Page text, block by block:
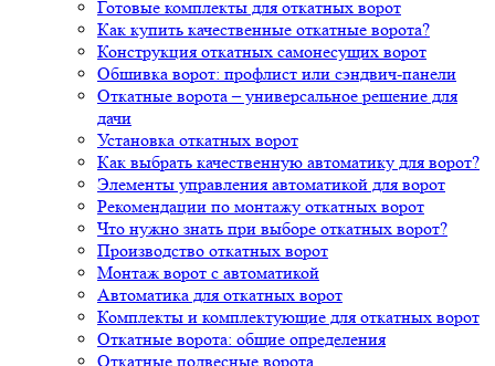
Готовые комплекты для откатных ворот
Как купить качественные откатные ворота?
Конструкция откатных самонесущих ворот
Обшивка ворот: профлист или сэндвич-панели
Откатные ворота – универсальное решение для
дачи
Установка откатных ворот
Как выбрать качественную автоматику для ворот?
Элементы управления автоматикой для ворот
Рекомендации по монтажу откатных ворот
Что нужно знать при выборе откатных ворот?
Производство откатных ворот
Монтаж ворот с автоматикой
Автоматика для откатных ворот
Комплекты и комплектующие для откатных ворот
Откатные ворота: общие определения
Откатные подвесные ворота